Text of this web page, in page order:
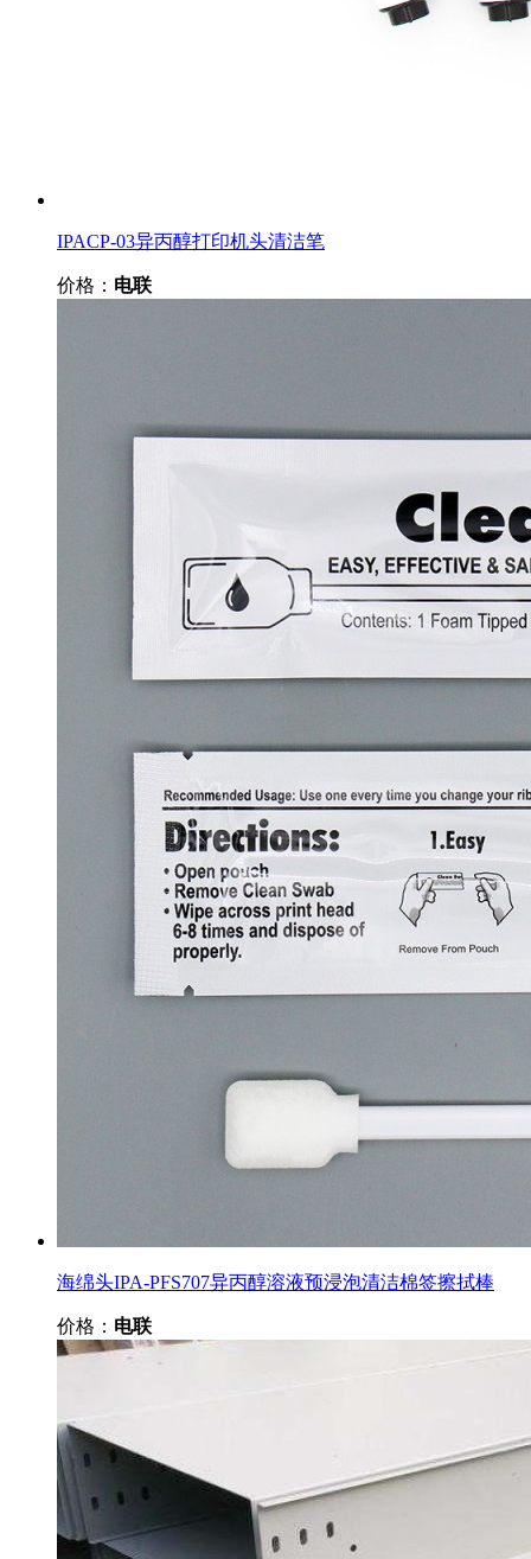
IPACP-03异丙醇打印机头清洁笔
价格： 电联
海绵头IPA-PFS707异丙醇溶液预浸泡清洁棉签擦拭棒
价格： 电联